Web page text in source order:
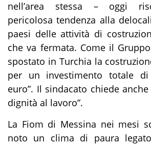
nell’area stessa – oggi
pericolosa tendenza alla
paesi delle attività di
che va fermata. Come il
spostato in Turchia la
per un investimento totale
euro”. Il sindacato chiede anche
dignità al lavoro”.
La Fiom di Messina nei mesi
noto un clima di paura